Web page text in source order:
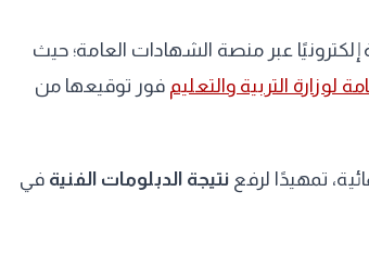
عبر منصة الشهادات العامة؛ حيث
لوزارة التربية والتعليم فور توقيعها من
تمهيدًا لرفع نتيجة الدبلومات الفنية في